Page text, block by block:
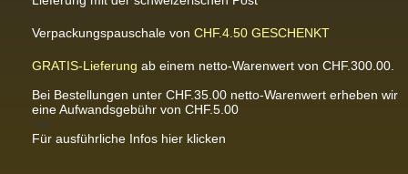
Verpackungspauschale von CHF.4.50 GESCHENKT
GRATIS-Lieferung ab einem netto-Warenwert von CHF.300.00.
Bei Bestellungen unter CHF.35.00 netto-Warenwert erheben wir
eine Aufwandsgebühr von CHF.5.00
<br
Für ausführliche Infos hier klicken